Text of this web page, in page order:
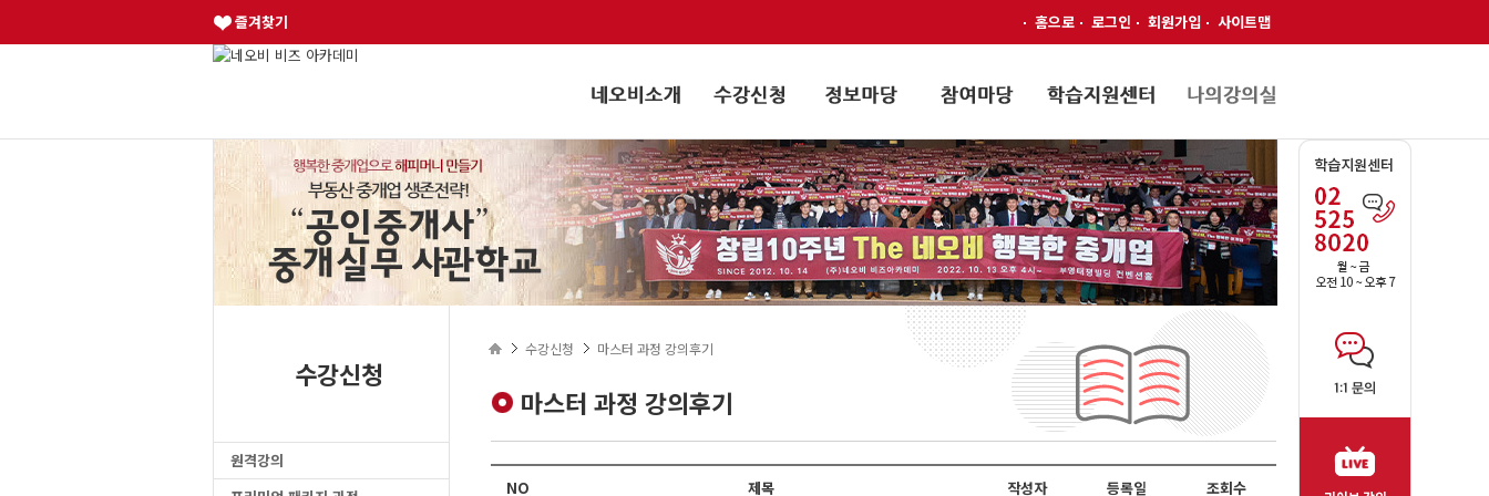
즐겨찾기 홈으로 로그인 회원가입 사이트맵
수강신청
원격강의
수강신청 마스터 과정 강의후기
마스터 과정 강의후기
NO 제목 작성자 등록일 조회수